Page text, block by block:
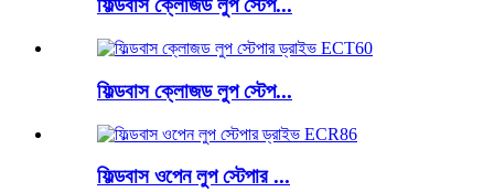
ফিল্ডবাস ক্লোজড লুপ স্টেপ...
ফিল্ডবাস ক্লোজড লুপ স্টেপ...
ফিল্ডবাস ওপেন লুপ স্টেপার ...